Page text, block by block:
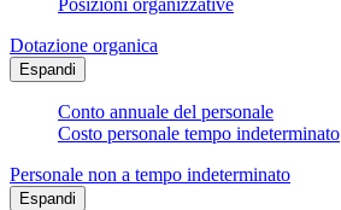
Posizioni organizzative
Dotazione organica
Espandi
Conto annuale del personale
Costo personale tempo indeterminato
Personale non a tempo indeterminato
Espandi